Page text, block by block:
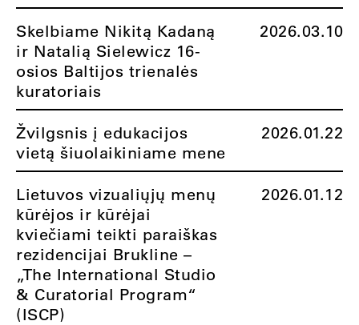
Skelbiame Nikitą Kadaną
ir Natalią Sielewicz 16-
osios Baltijos trienalės
kuratoriais
2026.03.10
Žvilgsnis į edukacijos
vietą šiuolaikiniame mene
2026.01.22
Lietuvos vizualiųjų menų
kūrėjos ir kūrėjai
kviečiami teikti paraiškas
rezidencijai Brukline –
„The International Studio
& Curatorial Program“
(ISCP)
2026.01.12